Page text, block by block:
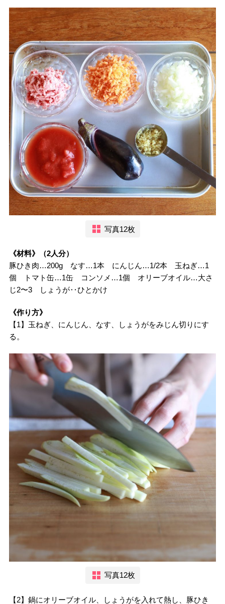
写真12枚
《材料》（2人分）
豚ひき肉…200g なす…1本 にんじん…1/2本 玉ねぎ…1
個 トマト缶…1缶 コンソメ…1個 オリーブオイル…大さ
じ2〜3 しょうが‥ひとかけ
《作り方》
【1】玉ねぎ、にんじん、なす、しょうがをみじん切りにす
る。
写真12枚
【2】鍋にオリーブオイル、しょうがを入れて熱し、豚ひき